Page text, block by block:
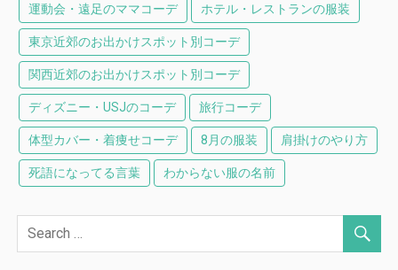
運動会・遠足のママコーデ ホテル・レストランの服装
東京近郊のお出かけスポット別コーデ
関西近郊のお出かけスポット別コーデ
ディズニー・USJのコーデ 旅行コーデ
体型カバー・着痩せコーデ 8月の服装 肩掛けのやり方
死語になってる言葉 わからない服の名前